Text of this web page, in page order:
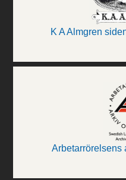
K A Almgren
Arbetarrörelsens